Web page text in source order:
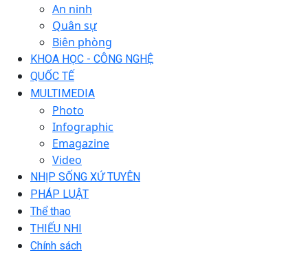
An ninh
Quân sự
Biên phòng
KHOA HỌC - CÔNG NGHỆ
QUỐC TẾ
MULTIMEDIA
Photo
Infographic
Emagazine
Video
NHỊP SỐNG XỨ TUYÊN
PHÁP LUẬT
Thể thao
THIẾU NHI
Chính sách